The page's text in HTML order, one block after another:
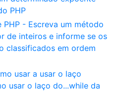
PHP
- Escreva um método
de inteiros e informe se os
classificados em ordem
usar a usar o laço
usar o laço do...while da